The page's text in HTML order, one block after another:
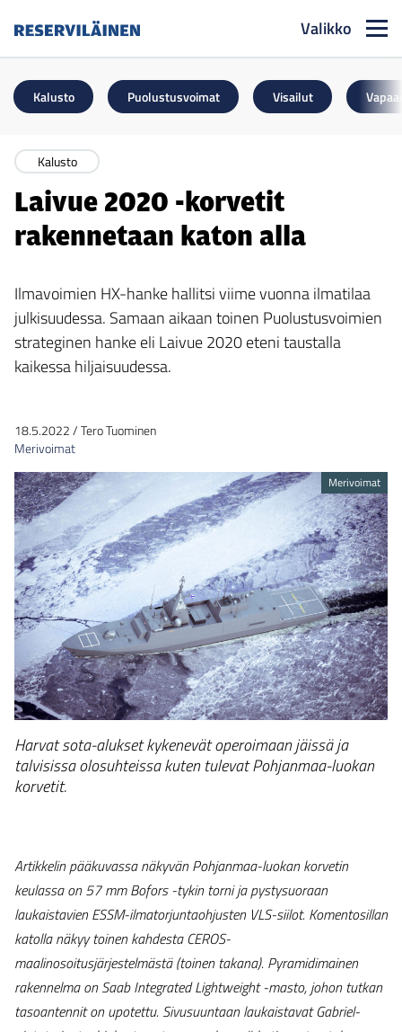
Valikko
Kalusto Puolustusvoimat Visailut
Kalusto
Laivue 2020 -korvetit
rakennetaan katon alla
Ilmavoimien HX-hanke hallitsi viime vuonna ilmatilaa
julkisuudessa. Samaan aikaan toinen Puolustusvoimien
strateginen hanke eli Laivue 2020 eteni taustalla
kaikessa hiljaisuudessa.
18.5.2022/Tero Tuominen
Merivoimat
Merivoimat
Harvat sota-alukset kykenevät operoimaan jäissä ja
talvisissa olosuhteissa kuten tulevat Pohjanmaa-luokan
korvetit.
Artikkelin pääkuvassa näkyvän Pohjanmaa-luokan korvetin
keulassa on 57 mm Bofors -tykin torni ja pystysuoraan
laukaistavien ESSM-ilmatorjuntaohjusten VLS-siilot. Komentosillan
katolla näkyy toinen kahdesta CEROS-
maalinosoitusjärjestelmästä (toinen takana). Pyramidimainen
rakennelma on Saab Integrated Lightweight -masto, johon tutkan
tasoantennit on upotettu. Sivusuuntaan laukaistavat Gabriel-